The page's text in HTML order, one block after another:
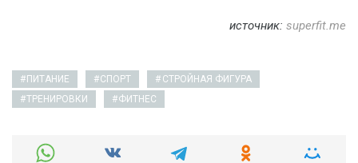
источник: superfit.me
ПИТАНИЕ СПОРТ
СТРОЙНАЯ ФИГУРА
ТРЕНИРОВКИ
ФИТНЕС